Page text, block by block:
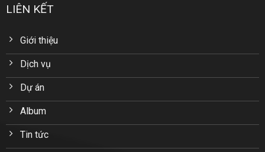
LIÊN KẾT
Giới thiệu
Dịch vụ
Dự án
Album
Tin tức